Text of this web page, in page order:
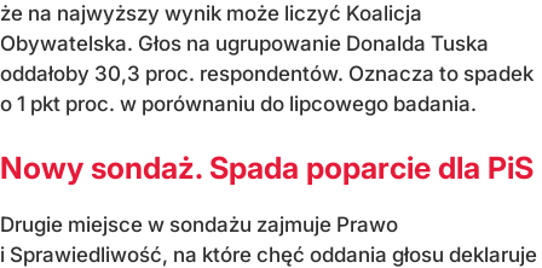
że na najwyższy wynik może liczyć Koalicja
Obywatelska. Głos na ugrupowanie Donalda Tuska
oddałoby 30,3 proc. respondentów. Oznacza to spadek
o 1 pkt proc. w porównaniu do lipcowego badania.
Nowy sondaż. Spada poparcie dla PiS
Drugie miejsce w sondażu zajmuje Prawo
i Sprawiedliwość, na które chęć oddania głosu deklaruje